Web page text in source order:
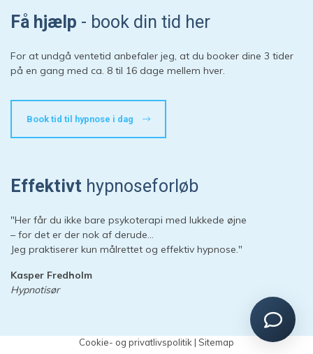
Få hjælp - book din tid her
For at undgå ventetid anbefaler jeg, at du booker dine 3 tider
på en gang med ca. 8 til 16 dage mellem hver.
Book tid til hypnose i dag
Effektivt hypnoseforløb
"Her får du ikke bare psykoterapi med lukkede øjne
– for det er der nok af derude…
Jeg praktiserer kun målrettet og effektiv hypnose."
Kasper Fredholm
Hypnotisør
Cookie- og privatlivspolitik | Sitemap
Start en ny samtale
Har du et spørgsmål? Start en ny samtale
Kontaktinformation
Booking
Sessioner
Forberedelse